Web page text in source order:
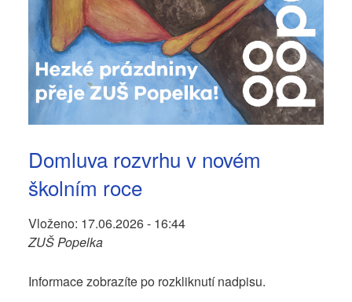
Domluva rozvrhu v novém
školním roce
Vloženo: 17.06.2026 - 16:44
ZUŠ Popelka
Informace zobrazíte po rozkliknutí nadpisu.